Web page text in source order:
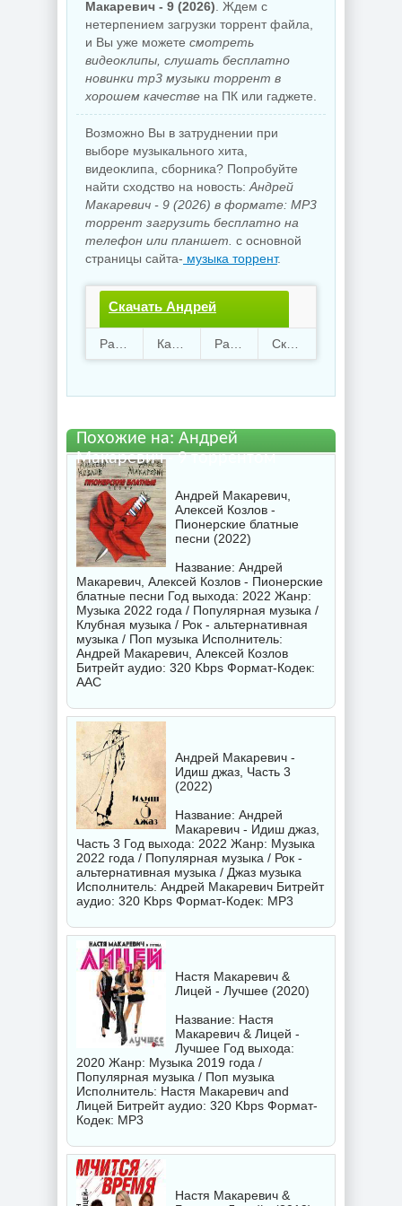
Макаревич - 9 (2026) . Ждем с
нетерпением загрузки торрент файла,
и Вы уже можете смотреть
видеоклипы, слушать бесплатно
новинки mp3 музыки торрент в
хорошем качестве на ПК или гаджете.
Возможно Вы в затруднении при
выборе музыкального хита,
видеоклипа, сборника? Попробуйте
найти сходство на новость: Андрей
Макаревич - 9 (2026) в формате: MP3
торрент загрузить бесплатно на
телефон или планшет. с основной
страницы сайта- музыка торрент.
Скачать Андрей
Макаревич - 9.torrent
109 13 66.85 Mb
Похожие на: Андрей
Макаревич - 9 торрентом
Андрей Макаревич,
Алексей Козлов -
Пионерские блатные
песни (2022)
Название: Андрей
Макаревич, Алексей Козлов - Пионерские
блатные песни Год выхода: 2022 Жанр:
Музыка 2022 года / Популярная музыка /
Клубная музыка / Рок - альтернативная
музыка / Поп музыка Исполнитель:
Андрей Макаревич Алексей Козлов
Битрейт аудио: 320 Kbps Формат-Кодек:
AAC
Андрей Макаревич -
Идиш джаз, Часть 3
(2022)
Название: Андрей
Макаревич - Идиш джаз,
Часть 3 Год выхода: 2022 Жанр: Музыка
2022 года / Популярная музыка / Рок -
альтернативная музыка / Джаз музыка
Исполнитель: Андрей Макаревич Битрейт
аудио: 320 Kbps Формат-Кодек: MP3
Настя Макаревич &
Лицей - Лучшее (2020)
Название: Настя
Макаревич & Лицей -
Лучшее Год выхода:
2020 Жанр: Музыка 2019 года /
Популярная музыка / Поп музыка
Исполнитель: Настя Макаревич and
Лицей Битрейт аудио: 320 Kbps Формат-
Кодек: MP3
Настя Макаревич &